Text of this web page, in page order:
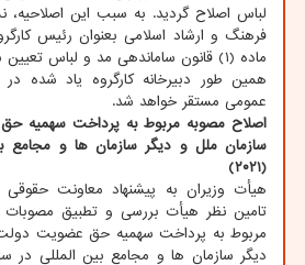
لباس اصلاح گردید. به سبب این اصلاحیه،
فرهنگ و ارشاد اسلامی بعنوان رئیس
ماده (۱) قانون ساماندهی مد و لباس تعیین شد.
همین طور دبیرخانه کارگروه یاد شده
عمومی مستقر خواهد شد.
اصلاح مصوبه مربوط به پرداخت سهمیه
(۲۰۲۱)
هیأت وزیران به پیشنهاد معاونت
تامین نظر هیأت بررسی و تطبیق مصوبات
مربوط به پرداخت سهمیه حق عضویت دولت